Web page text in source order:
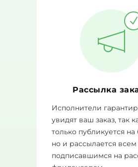
Рассылка
Исполнители
увидят ваш заказ, так
только публикуется
но и рассылается всем
подписавшимся на